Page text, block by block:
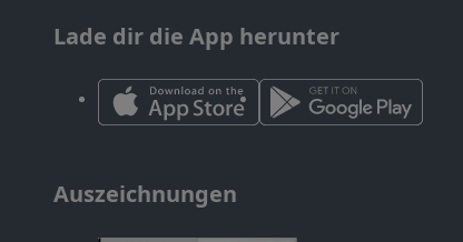
Lade dir die App herunter
Auszeichnungen